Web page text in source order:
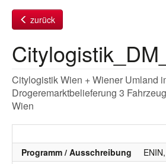
zurück
Citylogistik Wien + Wiener Umland
Drogeremarktbelieferung 3
Wien
Programm / Ausschreibung